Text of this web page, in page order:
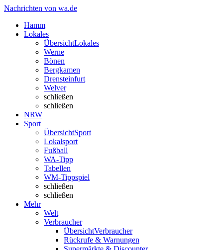
Nachrichten von wa.de
Hamm
Lokales
ÜbersichtLokales
Werne
Bönen
Bergkamen
Drensteinfurt
Welver
schließen
schließen
NRW
Sport
ÜbersichtSport
Lokalsport
Fußball
WA-Tipp
Tabellen
WM-Tippspiel
schließen
schließen
Mehr
Welt
Verbraucher
ÜbersichtVerbraucher
Rückrufe & Warnungen